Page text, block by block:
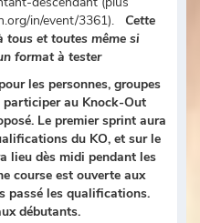
in/event/3361). Cette
tous et toutes même si
format à tester
les personnes, groupes
au Knock-Out
Le premier sprint aura
du KO, et sur le
lieu dès midi pendant les
course est ouverte aux
passé les qualifications.
débutants.